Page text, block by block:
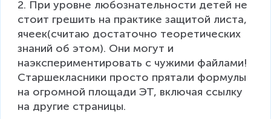
2. При уровне любознательности детей не
стоит грешить на практике защитой листа,
ячеек(считаю достаточно теоретических
знаний об этом). Они могут и
наэкспериментировать с чужими файлами!
Старшекласники просто прятали формулы
на огромной площади ЭТ, включая ссылку
на другие страницы.